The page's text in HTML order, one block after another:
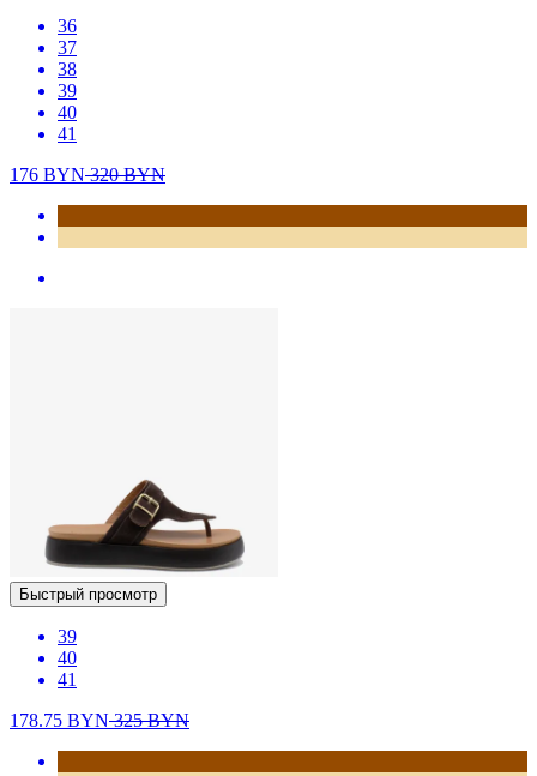
36
37
38
39
40
41
176 BYN320BYN
Быстрый просмотр
39
40
41
178.75 BYN325BYN